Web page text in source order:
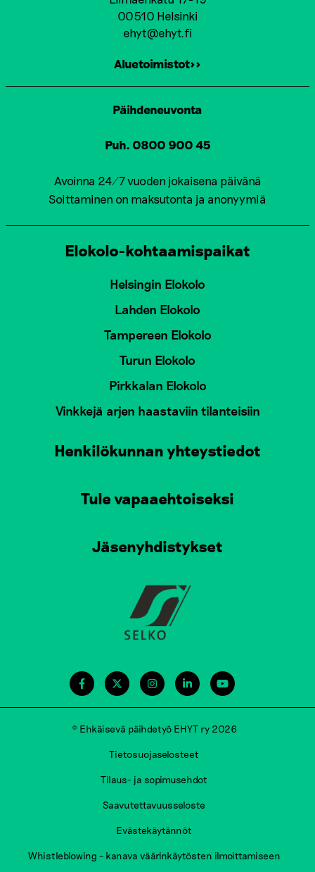
00510 Helsinki
ehyt@ehyt.fi
Aluetoimistot>>
Päihdeneuvonta
Puh. 0800 900 45
Avoinna 24/7 vuoden jokaisena päivänä
Soittaminen on maksutonta ja anonyymiä
Elokolo-kohtaamispaikat
Helsingin Elokolo
Lahden Elokolo
Tampereen Elokolo
Turun Elokolo
Pirkkalan Elokolo
Vinkkejä arjen haastaviin tilanteisiin
Henkilökunnan yhteystiedot
Tule vapaaehtoiseksi
Jäsenyhdistykset
© Ehkäisevä päihdetyö EHYT ry 2026
Tietosuojaselosteet
Tilaus- ja sopimusehdot
Saavutettavuusseloste
Evästekäytännöt
Whistleblowing – kanava väärinkäytösten ilmoittamiseen